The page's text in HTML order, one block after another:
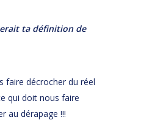
ta définition de
faire décrocher du réel
qui doit nous faire
au dérapage !!!